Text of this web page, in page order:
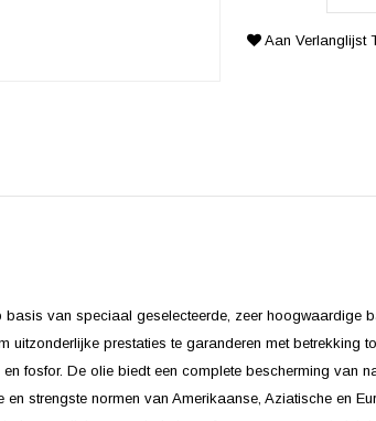
Aan Verlanglijst
van speciaal geselecteerde, zeer
uitzonderlijke prestaties te garanderen met
fosfor. De olie biedt een complete bescherming van
strengste normen van Amerikaanse, Aziatische en